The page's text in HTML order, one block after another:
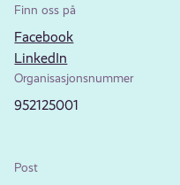
Finn oss på
Facebook
LinkedIn
Organisasjonsnummer
952125001
Post